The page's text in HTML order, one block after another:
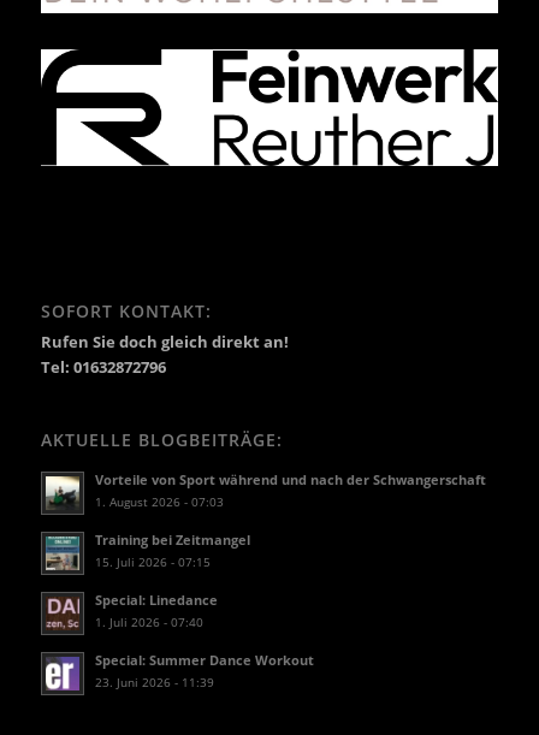
SOFORT KONTAKT:
Rufen Sie doch gleich direkt an!
Tel: 01632872796
AKTUELLE BLOGBEITRÄGE:
Vorteile von Sport während und nach der Schwangerschaft
1. August 2026 - 07:03
Training bei Zeitmangel
15. Juli 2026 - 07:15
Special: Linedance
1. Juli 2026 - 07:40
Special: Summer Dance Workout
23. Juni 2026 - 11:39